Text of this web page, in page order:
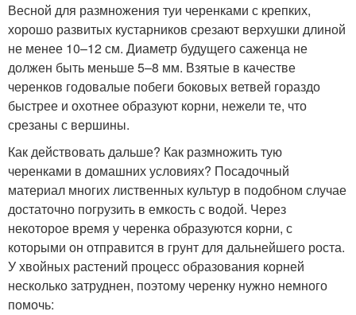
Весной для размножения туи черенками с крепких,
хорошо развитых кустарников срезают верхушки длиной
не менее 10–12 см. Диаметр будущего саженца не
должен быть меньше 5–8 мм. Взятые в качестве
черенков годовалые побеги боковых ветвей гораздо
быстрее и охотнее образуют корни, нежели те, что
срезаны с вершины.
Как действовать дальше? Как размножить тую
черенками в домашних условиях? Посадочный
материал многих лиственных культур в подобном случае
достаточно погрузить в емкость с водой. Через
некоторое время у черенка образуются корни, с
которыми он отправится в грунт для дальнейшего роста.
У хвойных растений процесс образования корней
несколько затруднен, поэтому черенку нужно немного
помочь: